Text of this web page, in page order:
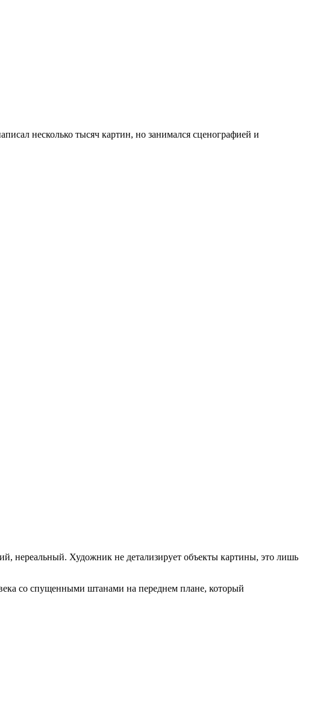
несколько тысяч картин, но занимался сценографией и
нереальный. Художник не детализирует объекты картины, это лишь
со спущенными штанами на переднем плане, который